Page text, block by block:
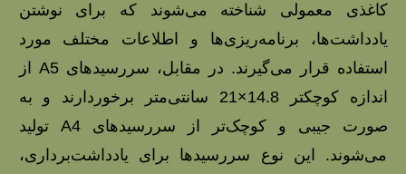
کاغذی معمولی شناخته می‌شوند که برای نوشتن
یادداشت‌ها، برنامه‌ریزی‌ها و اطلاعات مختلف مورد
استفاده قرار می‌گیرند. در مقابل، سررسیدهای A5 از
اندازه کوچکتر 14.8×21 سانتی‌متر برخوردارند و به
صورت جیبی و کوچک‌تر از سررسیدهای A4 تولید
می‌شوند. این نوع سررسیدها برای یادداشت‌برداری،